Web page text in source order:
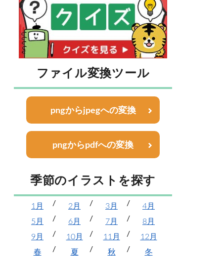
ファイル変換ツール
pngからjpegへの変換
pngからpdfへの変換
季節のイラストを探す
1月 2月 3月
4月
5月
6月 7月
8月
9月
10月 11月
12月
春
夏 秋 冬